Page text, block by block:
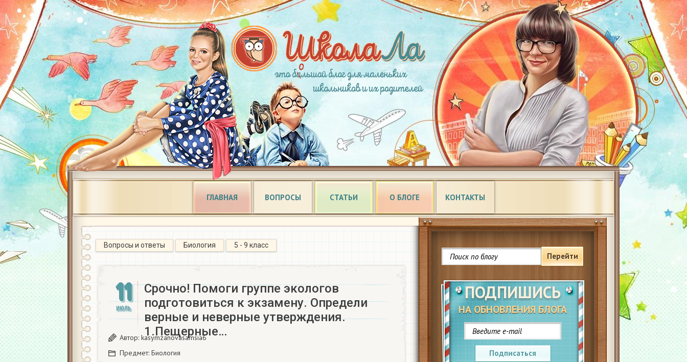
ГЛАВНАЯ ВОПРОСЫ СТАТЬИ О БЛОГЕ КОНТАКТЫ
Перейти
ПОДПИШИСЬ
НА ОБНОВЛЕНИЯ БЛОГА
Подписаться
Вопросы и ответы Биология 5 - 9 класс
11
ИЮЛЬ
Срочно! Помоги группе экологов
подготовиться к экзамену. Определи
верные и неверные утверждения.
1.Пещерные…
Автор: kasymzanovasamsia6
Предмет: Биология